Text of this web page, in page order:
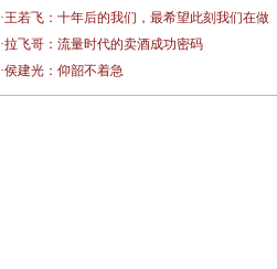
·王若飞：十年后的我们，最希望此刻我们在做
·拉飞哥：流量时代的卖酒成功密码
·侯建光：仰韶不着急